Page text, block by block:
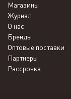
Магазины
Журнал
О нас
Бренды
Оптовые поставки
Партнеры
Рассрочка